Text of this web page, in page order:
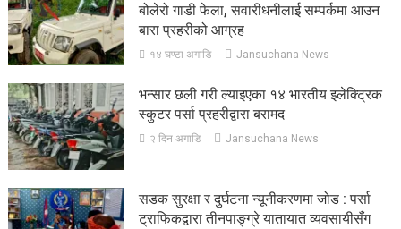
बोलेरो गाडी फेला, सवारीधनीलाई सम्पर्कमा आउन
बारा प्रहरीको आग्रह
१४ घण्टा अगाडि Jansuchana News
भन्सार छली गरी ल्याइएका १४ भारतीय इलेक्ट्रिक
स्कुटर पर्सा प्रहरीद्वारा बरामद
२ दिन अगाडि Jansuchana News
सडक सुरक्षा र दुर्घटना न्यूनीकरणमा जोड : पर्सा
ट्राफिकद्वारा तीनपाङ्ग्रे यातायात व्यवसायीसँग